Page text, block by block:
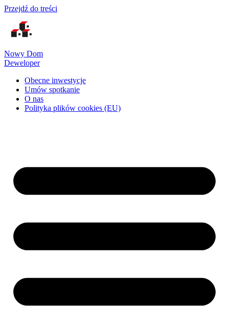
Przejdź do treści
Nowy Dom
Deweloper
Obecne inwestycje
Umów spotkanie
O nas
Polityka plików cookies (EU)